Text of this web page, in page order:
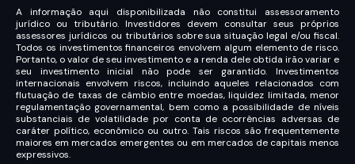
A informação aqui disponibilizada não constitui assessoramento
jurídico ou tributário. Investidores devem consultar seus próprios
assessores jurídicos ou tributários sobre sua situação legal e/ou fiscal.
Todos os investimentos financeiros envolvem algum elemento de risco.
Portanto, o valor de seu investimento e a renda dele obtida irão variar e
seu investimento inicial não pode ser garantido. Investimentos
internacionais envolvem riscos, incluindo aqueles relacionados com
flutuação de taxas de câmbio entre moedas, liquidez limitada, menor
regulamentação governamental, bem como a possibilidade de níveis
substanciais de volatilidade por conta de ocorrências adversas de
caráter político, econômico ou outro. Tais riscos são frequentemente
maiores em mercados emergentes ou em mercados de capitais menos
expressivos.